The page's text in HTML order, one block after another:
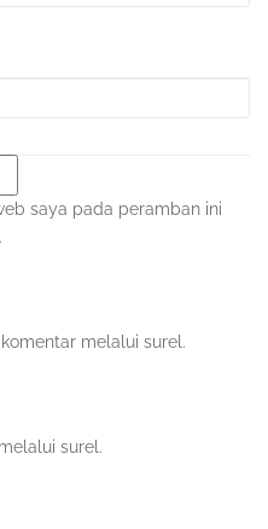
saya pada peramban ini
melalui surel.
surel.